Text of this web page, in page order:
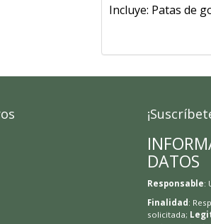
Incluye: Patas de
DATOS
Responsable:
Finalidad :
solicitada;